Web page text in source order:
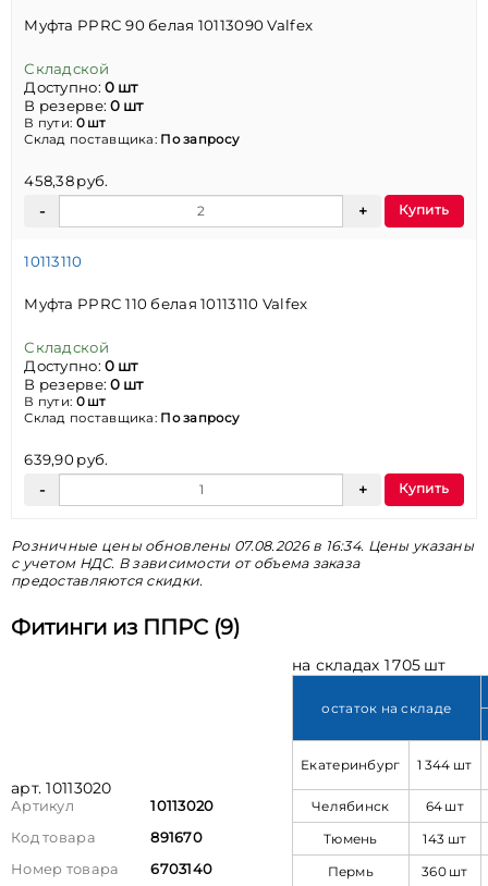
Муфта PPRC 90 белая 10113090 Valfex
Складской
Доступно:0 шт
В резерве:0 шт
В пути: 0 шт
Склад поставщика: По запросу
458,38 руб.
Купить
10113110
Муфта PPRC 110 белая 10113110 Valfex
Складской
Доступно:0 шт
В резерве:0 шт
В пути: 0 шт
Склад поставщика: По запросу
639,90 руб.
Купить
Розничные цены обновлены 07.08.2026 в 16:34. Цены указаны
с учетом НДС. В зависимости от объема заказа
предоставляются скидки.
Фитинги из ППРС (9)
арт. 10113020
Артикул
10113020
Код товара
891670
Номер товара
6703140
на складах 1 705 шт
остаток на складе
Екатеринбург 1 344 шт
Челябинск
64 шт
Тюмень
143 шт
Пермь
360 шт